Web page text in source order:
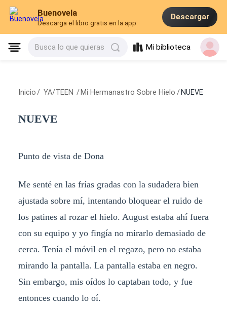
Buenovela
Descarga el libro gratis en la app
Descargar
Busca lo que quieras Mi biblioteca
Inicio / YA/TEEN / Mi Hermanastro Sobre Hielo / NUEVE
NUEVE
Punto de vista de Dona
Me senté en las frías gradas con la sudadera bien
ajustada sobre mí, intentando bloquear el ruido de
los patines al rozar el hielo. August estaba ahí fuera
con su equipo y yo fingía no mirarlo demasiado de
cerca. Tenía el móvil en el regazo, pero no estaba
mirando la pantalla. La pantalla estaba en negro.
Sin embargo, mis oídos lo captaban todo, y fue
entonces cuando lo oí.